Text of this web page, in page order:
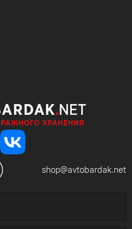
shop@avtobardak.net